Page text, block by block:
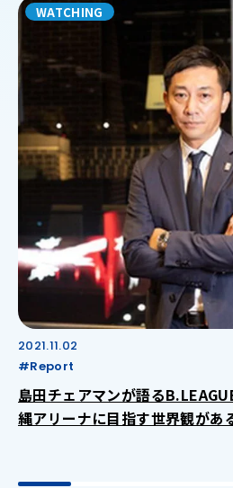
WATCHING
2021.11.02
#Report
島田チェアマンが語る
縄アリーナに目指す世界観があ